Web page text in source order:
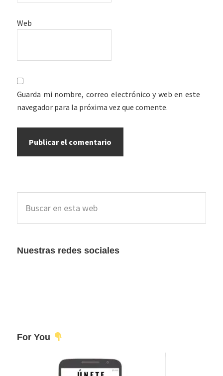
Web
Guarda mi nombre, correo electrónico y web en este
navegador para la próxima vez que comente.
Barra
lateral
esta
Nuestras redes sociales
For You